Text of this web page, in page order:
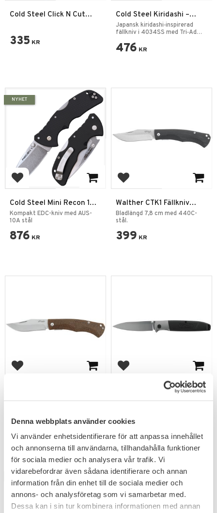
Denna webbplats använder cookies
Vi använder enhetsidentifierare för att anpassa innehållet
och annonserna till användarna, tillhandahålla funktioner
för sociala medier och analysera vår trafik. Vi
vidarebefordrar även sådana identifierare och annan
information från din enhet till de sociala medier och
annons- och analysföretag som vi samarbetar med.
Dessa kan i sin tur kombinera informationen med annan
Cold Steel Click N Cut
335 KR
Cold Steel Kiridashi –
Fällkniv
Japansk kiridashi‑inspirerad
fällkniv i 4034SS med Tri‑Ad
476 KR
Add to favorites
Cold Steel Mini Recon 1
Spear Point Fällkniv
Kompakt EDC-kniv med AUS-
10A stål
876 KR
NYHET
Add to favorites
Walther CTK1 Fällkniv
Satin
Bladlängd 7,8 cm med 440C-
stål.
399 KR
Add to favorites
Bladlängd 8,6 cm med 440C-
399KR
Add to favorites
Walther EDK2 EDC Fällkniv
Bladlängd 9 cm med 440C-stål.
479